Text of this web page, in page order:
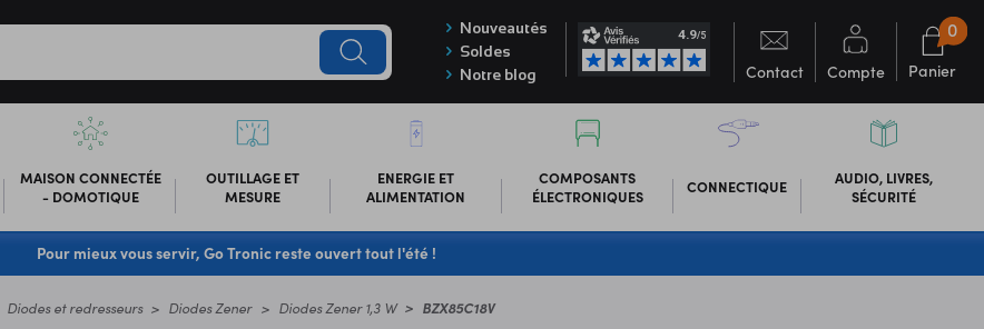
Nouveautés
Soldes
Notre blog
Contact Compte Panier
0
MAISON CONNECTÉE
- DOMOTIQUE
OUTILLAGE ET
MESURE
ENERGIE ET
ALIMENTATION
COMPOSANTS
ÉLECTRONIQUES
CONNECTIQUE
AUDIO, LIVRES,
SÉCURITÉ
Pour mieux vous servir, Go Tronic reste ouvert tout l'été !
Diodes et redresseurs Diodes Zener Diodes Zener 1,3 W BZX85C18V